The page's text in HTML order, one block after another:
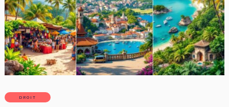
DROIT